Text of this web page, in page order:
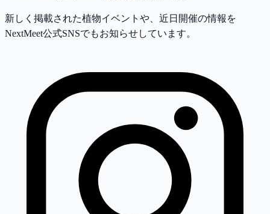
新しく掲載された植物イベントや、近日開催の情報を
NextMeet公式SNSでもお知らせしています。